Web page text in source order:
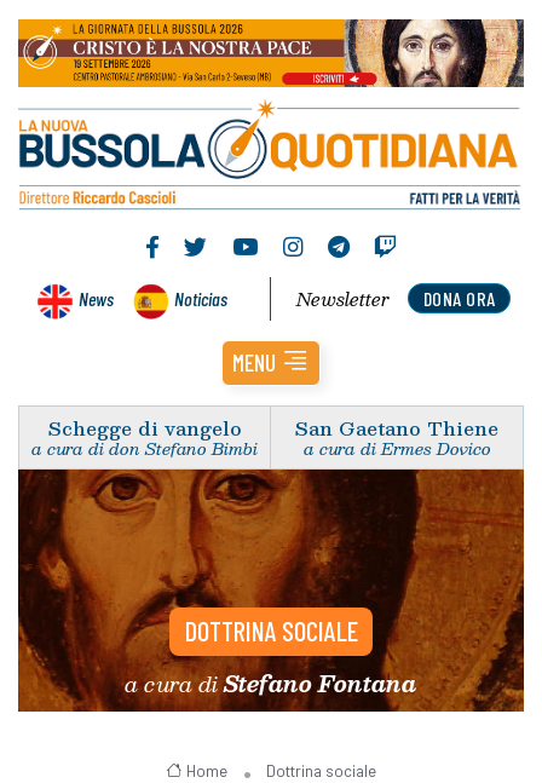
News Noticias DONA ORA
Newsletter
MENU
Schegge di vangelo
a cura di don Stefano Bimbi
San Gaetano Thiene
a cura di Ermes Dovico
DOTTRINA SOCIALE
a cura diStefano Fontana
Home Dottrina sociale